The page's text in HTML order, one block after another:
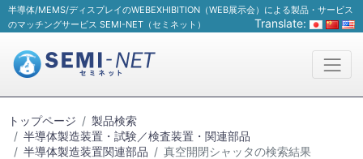
半導体/MEMS/ディスプレイのWEBEXHIBITION（WEB展示会）による製品・サービス
のマッチングサービス SEMI-NET（セミネット）
Translate:
トップページ
製品検索
半導体製造装置・試験／検査装置・関連部品
半導体製造装置関連部品
真空開閉シャッタの検索結果